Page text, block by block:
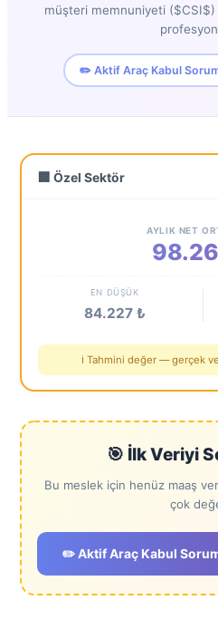
müşteri memnuniyeti ($CSI$)
✏️ Aktif Araç Kabul
🏢 Özel Sektör
AYLIK NET
EN DÜŞÜK
84.227 ₺
ℹ️ Tahmini değer — gerçek
🎯 İlk Veriyi
Bu meslek için henüz maaş
çok
✏️ Aktif Araç Kabul